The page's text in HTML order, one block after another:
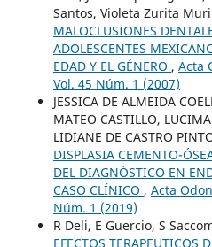
Santos, Violeta Zurita
MALOCLUSIONES
ADOLESCENTES
EDAD Y EL GÉNERO , Acta
Vol. 45 Núm. 1 (2007)
JESSICA DE ALMEIDA
MATEO CASTILLO,
LIDIANE DE CASTRO
DISPLASIA CEMENTO-
DEL DIAGNÓSTICO EN
CASO CLÍNICO , Acta
Núm. 1 (2019)
R Deli, E Guercio, S
EFECTOS TERAPEUTICOS